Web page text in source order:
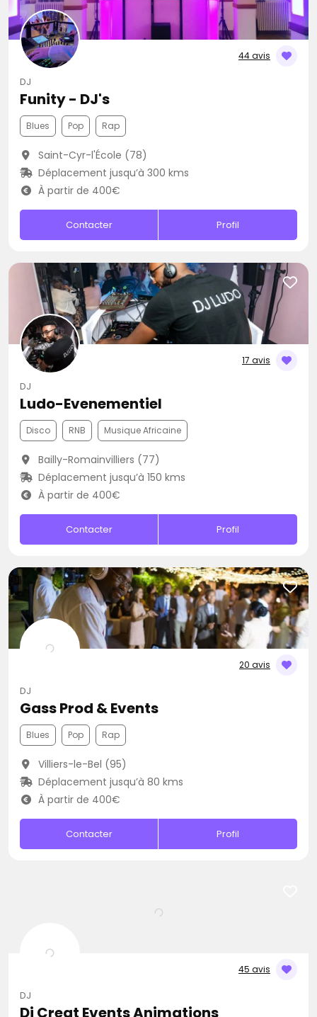
44 avis
DJ
Funity - DJ's
Blues Pop Rap
Saint-Cyr-l'École (78)
Déplacement jusqu’à 300 kms
À partir de 400€
Contacter Profil
17 avis
DJ
Ludo-Evenementiel
Disco RNB Musique Africaine
Bailly-Romainvilliers (77)
Déplacement jusqu’à 150 kms
À partir de 400€
Contacter Profil
20 avis
DJ
Gass Prod & Events
Blues Pop Rap
Villiers-le-Bel (95)
Déplacement jusqu’à 80 kms
À partir de 400€
Contacter Profil
45 avis
DJ
Dj Creat Events Animations